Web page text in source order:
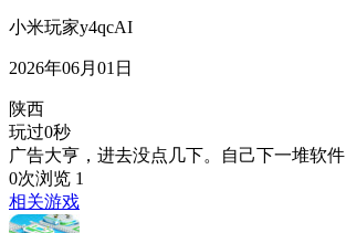
小米玩家y4qcAI
2026年06月01日
陕西
玩过0秒
广告大亨，进去没点几下。自己下一堆软件
0次浏览 1
相关游戏